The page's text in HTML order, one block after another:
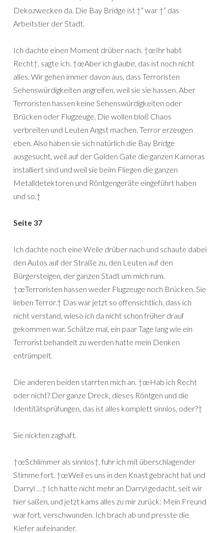
Dekozwecken da. Die Bay Bridge ist †“ war †“ das
Arbeitstier der Stadt.
Ich dachte einen Moment drüber nach. †œIhr habt
Recht†, sagte ich. †œAber ich glaube, das ist noch nicht
alles. Wir gehen immer davon aus, dass Terroristen
Sehenswürdigkeiten angreifen, weil sie sie hassen. Aber
Terroristen hassen keine Sehenswürdigkeiten oder
Brücken oder Flugzeuge. Die wollen bloß Chaos
verbreiten und Leuten Angst machen. Terror erzeugen
eben. Also haben sie sich natürlich die Bay Bridge
ausgesucht, weil auf der Golden Gate die ganzen Kameras
installiert sind und weil sie beim Fliegen die ganzen
Metalldetektoren und Röntgengeräte eingeführt haben
und so.†
Seite 37
Ich dachte noch eine Weile drüber nach und schaute dabei
den Autos auf der Straße zu, den Leuten auf den
Bürgersteigen, der ganzen Stadt um mich rum.
†œTerroristen hassen weder Flugzeuge noch Brücken. Sie
lieben Terror.† Das war jetzt so offensichtlich, dass ich
nicht verstand, wieso ich da nicht schon früher drauf
gekommen war. Schätze mal, ein paar Tage lang wie ein
Terrorist behandelt zu werden hatte mein Denken
entrümpelt.
Die anderen beiden starrten mich an. †œHab ich Recht
oder nicht? Der ganze Dreck, dieses Röntgen und die
Identitätsprüfungen, das ist alles komplett sinnlos, oder?†
Sie nickten zaghaft.
†œSchlimmer als sinnlos†, fuhr ich mit überschlagender
Stimme fort. †œWeil es uns in den Knast gebracht hat und
Darryl …† Ich hatte nicht mehr an Darryl gedacht, seit wir
hier saßen, und jetzt kams alles zu mir zurück: Mein Freund
war fort, verschwunden. Ich brach ab und presste die
Kiefer aufeinander.